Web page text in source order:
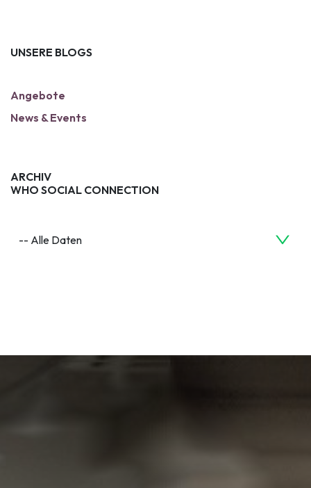
UNSERE BLOGS
Angebote
News & Events
ARCHIV
WHO SOCIAL CONNECTION